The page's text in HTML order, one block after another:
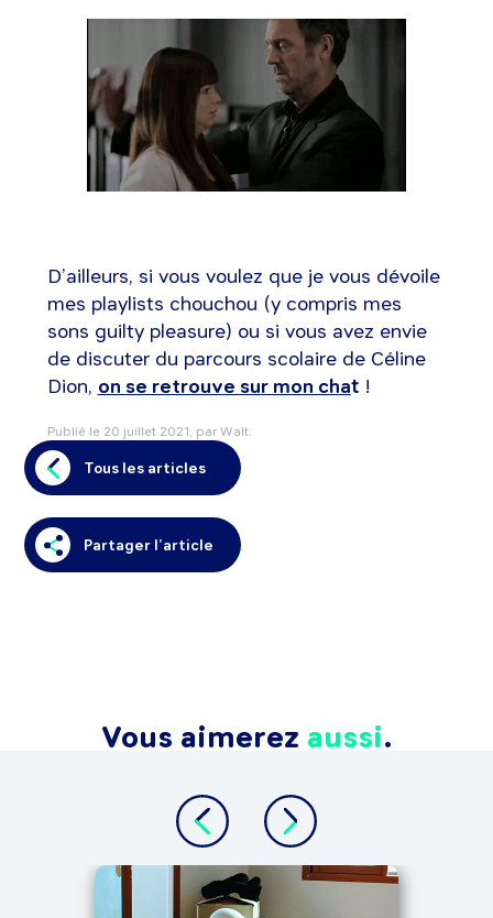
Tous les articles
Partager l’article
D’ailleurs, si vous voulez que je vous dévoile
mes playlists chouchou (y compris mes
sons guilty pleasure) ou si vous avez envie
de discuter du parcours scolaire de Céline
Dion, on se retrouve sur mon chat!
Publié le 20 juillet 2021, par Walt.
Vous aimerez aussi.